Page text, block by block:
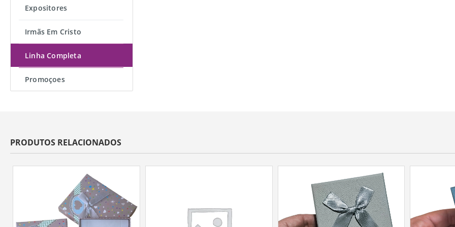
Expositores
Irmãs Em Cristo
Linha Completa
Promoçoes
PRODUTOS RELACIONADOS